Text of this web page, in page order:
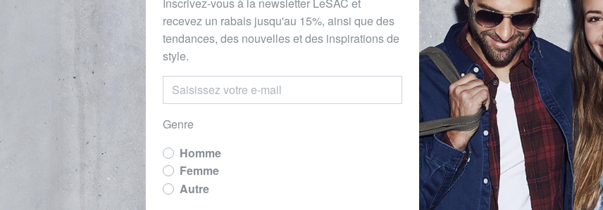
Inscrivez-vous à la newsletter LeSAC et
recevez un rabais jusqu'au 15%, ainsi que des
tendances, des nouvelles et des inspirations de
style.
Genre
Homme
Femme
Autre